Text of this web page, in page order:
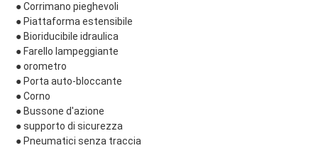
● Corrimano pieghevoli
● Piattaforma estensibile
● Bioriducibile idraulica
● Farello lampeggiante
● orometro
● Porta auto-bloccante
● Corno
● Bussone d'azione
● supporto di sicurezza
● Pneumatici senza traccia